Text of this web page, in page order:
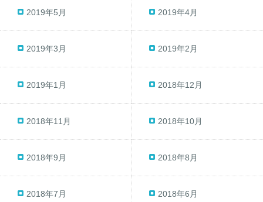
2019年5月 2019年4月
2019年3月 2019年2月
2019年1月 2018年12月
2018年11月 2018年10月
2018年9月 2018年8月
2018年7月 2018年6月